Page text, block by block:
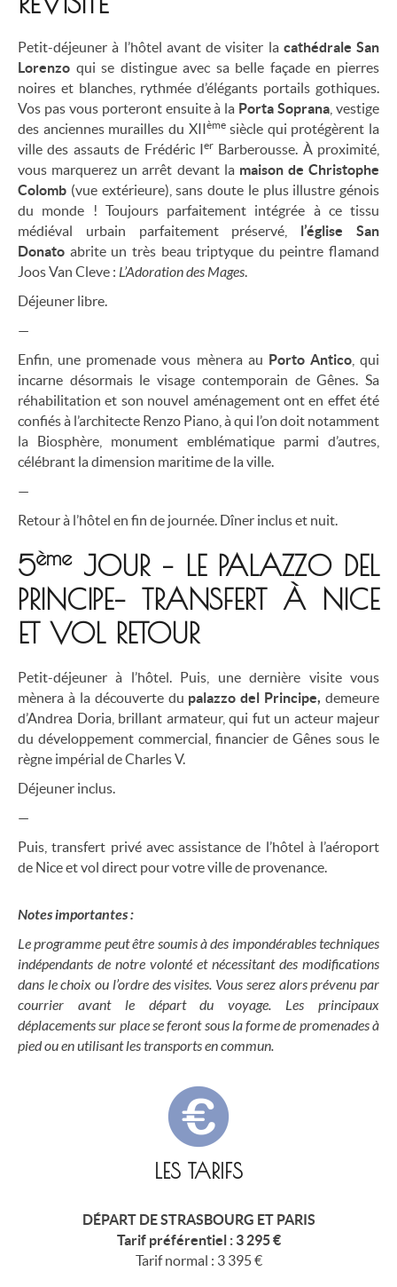
Petit-déjeuner à l’hôtel avant de visiter la cathédrale San
Lorenzo qui se distingue avec sa belle façade en pierres
noires et blanches, rythmée d’élégants portails gothiques.
Vos pas vous porteront ensuite à la Porta Soprana , vestige
des anciennes murailles du XIIèmesiècle qui protégèrent la
ville des assauts de Frédéric IerBarberousse. À proximité,
vous marquerez un arrêt devant la maison de Christophe
Colomb (vue extérieure), sans doute le plus illustre génois
du monde ! Toujours parfaitement intégrée à ce tissu
médiéval urbain parfaitement préservé, l’église San
Donato abrite un très beau triptyque du peintre flamand
Joos Van Cleve : L’Adoration des Mages.
Déjeuner libre.
—
Enfin, une promenade vous mènera au Porto Antico, qui
incarne désormais le visage contemporain de Gênes. Sa
réhabilitation et son nouvel aménagement ont en effet été
confiés à l’architecte Renzo Piano, à qui l’on doit notamment
la Biosphère, monument emblématique parmi d’autres,
célébrant la dimension maritime de la ville.
—
Retour à l’hôtel en fin de journée. Dîner inclus et nuit.
5èmeJOUR – LE PALAZZO DEL
PRINCIPE– TRANSFERT À NICE
ET VOL RETOUR
Petit-déjeuner à l’hôtel. Puis, une dernière visite vous
mènera à la découverte du palazzo del Principe, demeure
d’Andrea Doria, brillant armateur, qui fut un acteur majeur
du développement commercial, financier de Gênes sous le
règne impérial de Charles V.
Déjeuner inclus.
—
Puis, transfert privé avec assistance de l’hôtel à l’aéroport
de Nice et vol direct pour votre ville de provenance.
Notes importantes :
Le programme peut être soumis à des impondérables techniques
indépendants de notre volonté et nécessitant des modifications
dans le choix ou l’ordre des visites. Vous serez alors prévenu par
courrier avant le départ du voyage. Les principaux
déplacements sur place se feront sous la forme de promenades à
pied ou en utilisant les transports en commun.
LES TARIFS
DÉPART DE STRASBOURG ET PARIS
Tarif préférentiel : 3 295 €
Tarif normal : 3 395 €